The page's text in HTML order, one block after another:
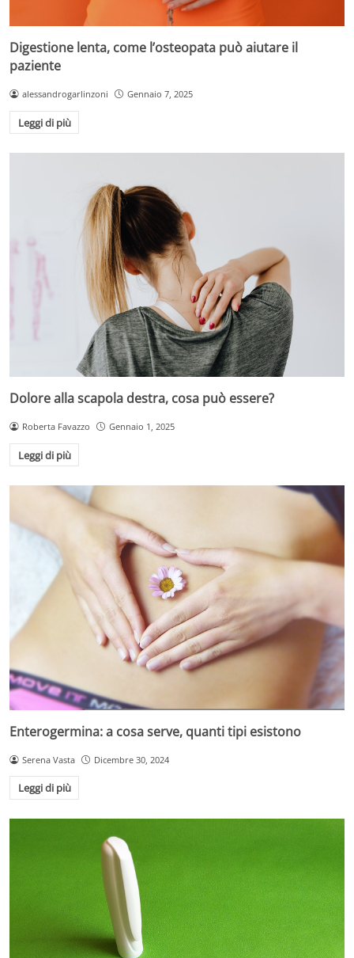
Digestione lenta, come l’osteopata può aiutare il
paziente
alessandrogarlinzoni Gennaio 7, 2025
Leggi di più
Dolore alla scapola destra, cosa può essere?
Roberta Favazzo Gennaio 1, 2025
Leggi di più
Enterogermina: a cosa serve, quanti tipi esistono
Serena Vasta Dicembre 30, 2024
Leggi di più